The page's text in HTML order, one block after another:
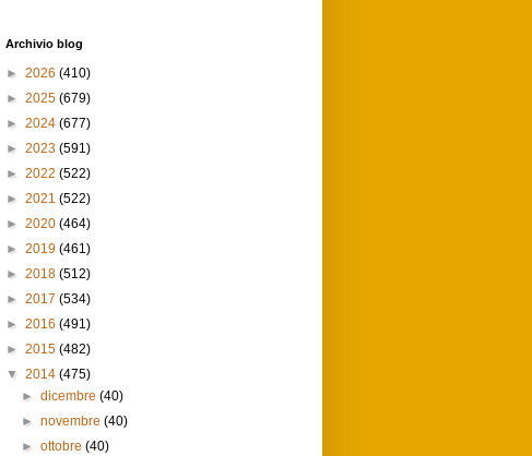
Archivio blog
► 2026 (410)
► 2025 (679)
► 2024 (677)
► 2023 (591)
► 2022 (522)
► 2021 (522)
► 2020 (464)
► 2019 (461)
► 2018 (512)
► 2017 (534)
► 2016 (491)
► 2015 (482)
▼ 2014 (475)
►dicembre(40)
►novembre(40)
►ottobre(40)